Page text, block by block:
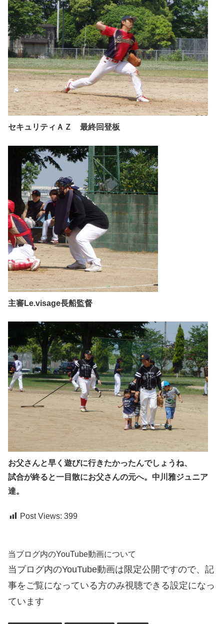
セキュリティＡＺ 最終回登板
主審Le.visage長船監督
お父さんと早く遊びに行きたかったんでしょうね、
試合が終ると一目散にお父さんの元へ。中川雅ジュニア
達。
Post Views: 399
当ブログ内のYouTube動画について
当ブログ内のYouTube動画は限定公開ですので、記
事をご覧になっている方のみ視聴できる設定になっ
ています